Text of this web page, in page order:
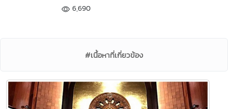
6,690
#เนื้อหาที่เกี่ยวข้อง